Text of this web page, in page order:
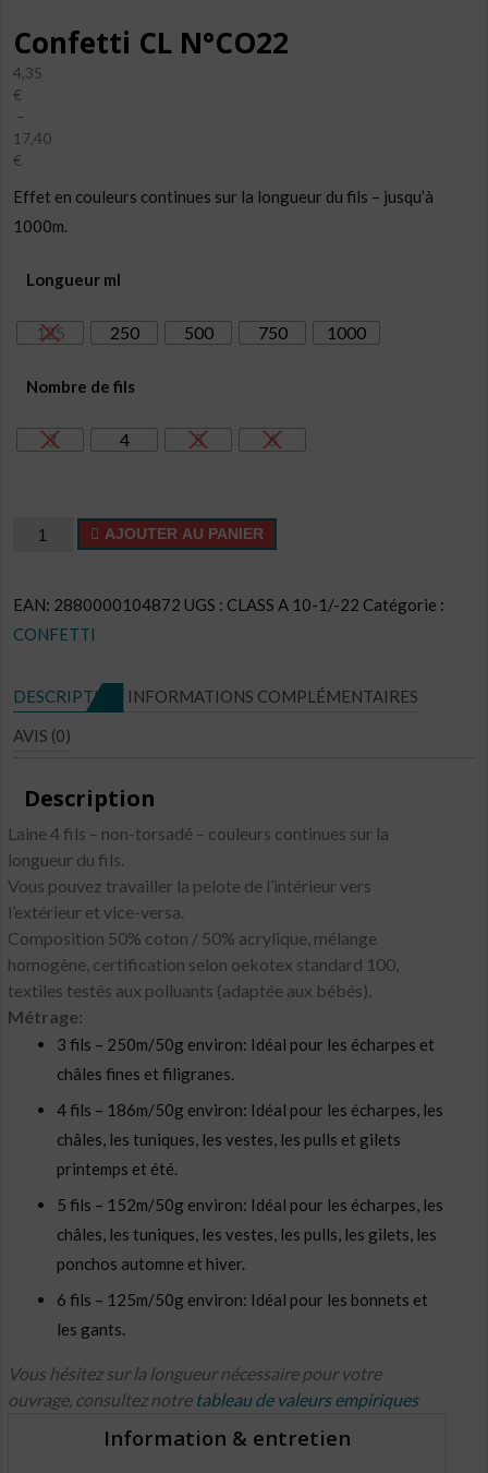
Confetti CL N°CO22
4,35
€
–
17,40
€
de
prix :
17,40€
Effet en couleurs continues sur la longueur du fils – jusqu’à
1000m.
Longueur ml
125 250 500 750 1000
Nombre de fils
3 4 5 6
quantité
AJOUTER AU PANIER
EAN: 2880000104872 UGS : CLASS A 10-1/-22 Catégorie :
CONFETTI
DESCRIPTION
INFORMATIONS COMPLÉMENTAIRES
AVIS (0)
Description
Laine 4 fils – non-torsadé – couleurs continues sur la
longueur du fils.
Vous pouvez travailler la pelote de l’intérieur vers
l’extérieur et vice-versa.
Composition 50% coton / 50% acrylique, mélange
homogène, certification selon oekotex standard 100,
textiles testés aux polluants (adaptée aux bébés).
Métrage:
3 fils – 250m/50g environ: Idéal pour les écharpes et
châles fines et filigranes.
4 fils – 186m/50g environ: Idéal pour les écharpes, les
châles, les tuniques, les vestes, les pulls et gilets
printemps et été.
5 fils – 152m/50g environ: Idéal pour les écharpes, les
châles, les tuniques, les vestes, les pulls, les gilets, les
ponchos automne et hiver.
6 fils – 125m/50g environ: Idéal pour les bonnets et
les gants.
Vous hésitez sur la longueur nécessaire pour votre
ouvrage, consultez notre tableau de valeurs empiriques
Information & entretien